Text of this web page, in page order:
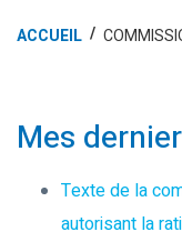
ACCUEIL
Mes
Texte de la
autorisant la